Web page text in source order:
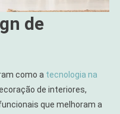
de
como a tecnologia na
de interiores,
que melhoram a